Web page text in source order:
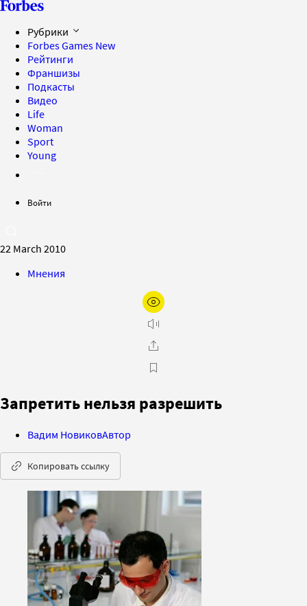
Рубрики
Forbes Games New
Рейтинги
Франшизы
Подкасты
Видео
Life
Woman
Sport
Young
Войти
22 March 2010
Мнения
Запретить нельзя разрешить
Вадим НовиковАвтор
Копировать ссылку